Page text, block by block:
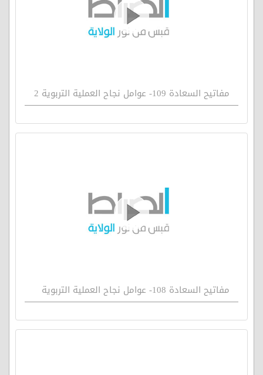
مفاتيح السعادة 109- عوامل نجاح العملية التربوية 2
مفاتيح السعادة 108- عوامل نجاح العملية التربوية